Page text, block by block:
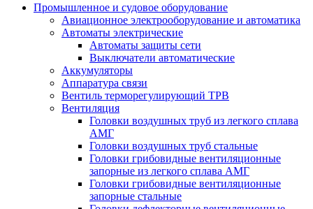
Промышленное и судовое оборудование
Авиационное электрооборудование и автоматика
Автоматы электрические
Автоматы защиты сети
Выключатели автоматические
Аккумуляторы
Аппаратура связи
Вентиль терморегулирующий ТРВ
Вентиляция
Головки воздушных труб из легкого сплава
АМГ
Головки воздушных труб стальные
Головки грибовидные вентиляционные
запорные из легкого сплава АМГ
Головки грибовидные вентиляционные
запорные стальные